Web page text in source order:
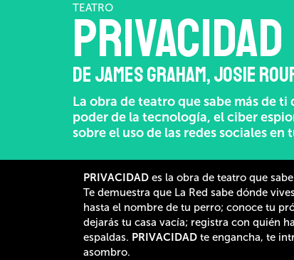
TEATRO
Privacidad
DE JAMES GRAHAM, JOSIE
La obra de teatro que sabe más de
poder de la tecnología, el ciber
sobre el uso de las redes sociales en
PRIVACIDAD es la obra de teatro que
Te demuestra que La Red sabe dónde
hasta el nombre de tu perro; conoce tu
dejarás tu casa vacía; registra con quién
espaldas.​ PRIVACIDAD te engancha, te
asombro. ​